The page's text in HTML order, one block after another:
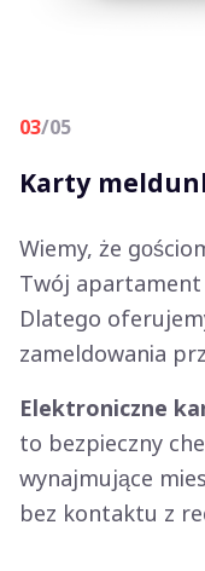
03/05
Karty
Wiemy, że
Twój apartament
Dlatego
zameldowania
Elektroniczne
to bezpieczny
wynajmujące
bez kontaktu z